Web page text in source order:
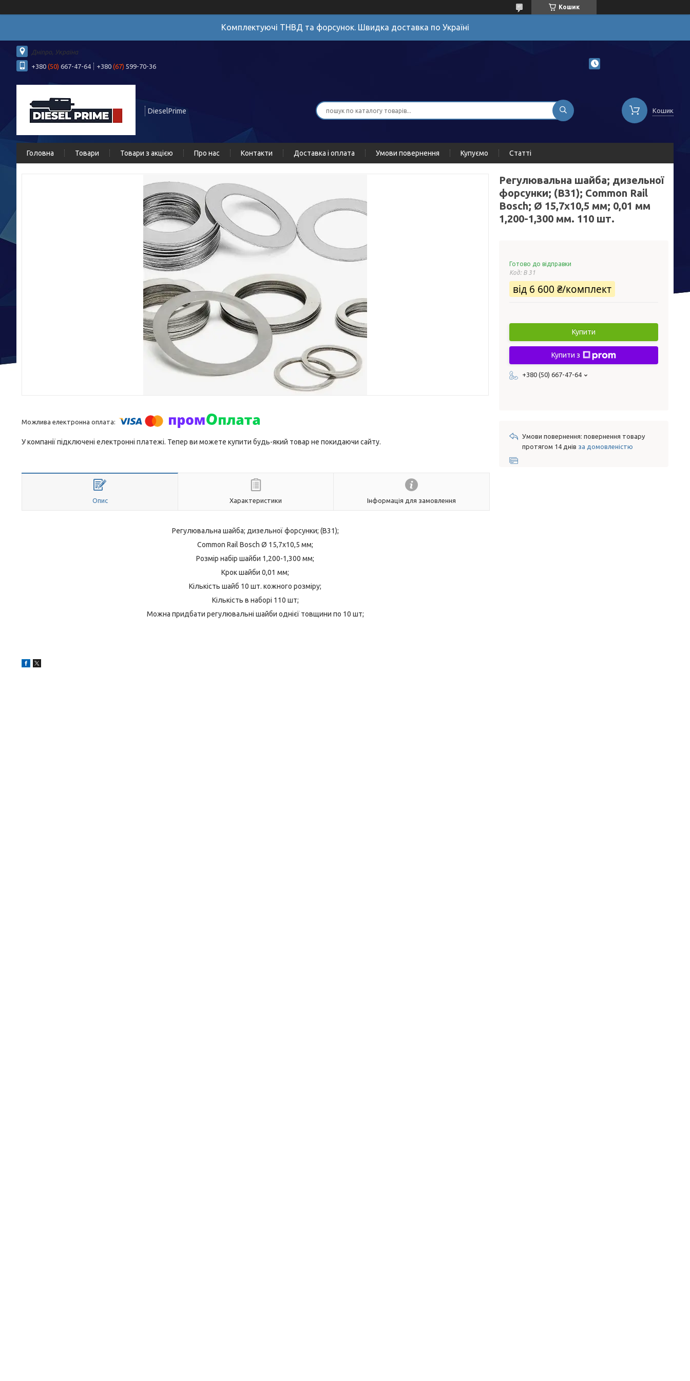
Кошик
Комплектуючі ТНВД та форсунок. Швидка доставка по Україні
Дніпро, Україна
+380 (50) 667-47-64 +380 (67) 599-70-36
DieselPrime Кошик
Головна Товари Товари з акцією Про нас Контакти Доставка і оплата Умови повернення Купуємо Статті
У компанії підключені електронні платежі. Тепер ви можете купити будь-який товар не покидаючи сайту.
Опис Характеристики Інформація для замовлення
Регулювальна шайба; дизельної форсунки; (B31);
Common Rail Bosch Ø 15,7х10,5 мм;
Розмір набір шайби 1,200-1,300 мм;
Крок шайби 0,01 мм;
Кількість шайб 10 шт. кожного розміру;
Кількість в наборі 110 шт;
Можна придбати регулювальні шайби однієї товщини по 10 шт;
Регулювальна шайба; дизельної
форсунки; (B31); Common Rail
Bosch; Ø 15,7х10,5 мм; 0,01 мм
1,200-1,300 мм. 110 шт.
Готово до відправки
Код: В 31
від 6 600 ₴/комплект
Купити
Купити з
+380 (50) 667-47-64
повернення товару
протягом 14 днів за домовленістю